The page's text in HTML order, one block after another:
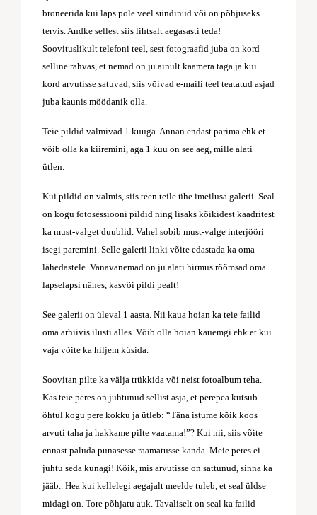
broneerida kui laps pole veel sündinud või on põhjuseks
tervis. Andke sellest siis lihtsalt aegasasti teda!
Soovituslikult telefoni teel, sest fotograafid juba on kord
selline rahvas, et nemad on ju ainult kaamera taga ja kui
kord arvutisse satuvad, siis võivad e-maili teel teatatud asjad
juba kaunis möödanik olla.
Teie pildid valmivad 1 kuuga. Annan endast parima ehk et
võib olla ka kiiremini, aga 1 kuu on see aeg, mille alati
ütlen.
Kui pildid on valmis, siis teen teile ühe imeilusa galerii. Seal
on kogu fotosessiooni pildid ning lisaks kõikidest kaadritest
ka must-valget duublid. Vahel sobib must-valge interjööri
isegi paremini. Selle galerii linki võite edastada ka oma
lähedastele. Vanavanemad on ju alati hirmus rõõmsad oma
lapselapsi nähes, kasvõi pildi pealt!
See galerii on üleval 1 aasta. Nii kaua hoian ka teie failid
oma arhiivis ilusti alles. Võib olla hoian kauemgi ehk et kui
vaja võite ka hiljem küsida.
Soovitan pilte ka välja trükkida või neist fotoalbum teha.
Kas teie peres on juhtunud sellist asja, et perepea kutsub
õhtul kogu pere kokku ja ütleb: “Täna istume kõik koos
arvuti taha ja hakkame pilte vaatama!”? Kui nii, siis võite
ennast paluda punasesse raamatusse kanda. Meie peres ei
juhtu seda kunagi! Kõik, mis arvutisse on sattunud, sinna ka
jääb.. Hea kui kellelegi aegajalt meelde tuleb, et seal üldse
midagi on. Tore põhjatu auk. Tavaliselt on seal ka failid